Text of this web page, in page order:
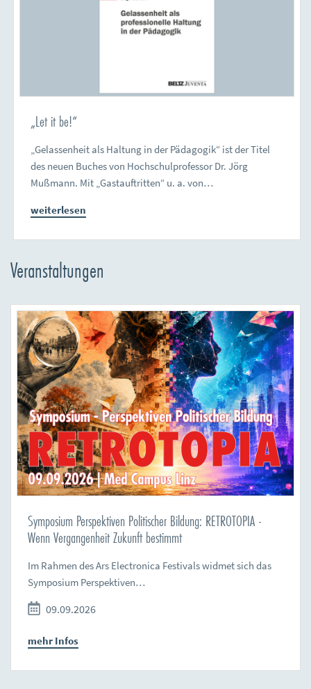
„Let it be!“
„Gelassenheit als Haltung in der Pädagogik“ ist der Titel
des neuen Buches von Hochschulprofessor Dr. Jörg
Mußmann. Mit „Gastauftritten“ u. a. von…
weiterlesen
Veranstaltungen
Symposium Perspektiven Politischer Bildung: RETROTOPIA -
Wenn Vergangenheit Zukunft bestimmt
Im Rahmen des Ars Electronica Festivals widmet sich das
Symposium Perspektiven…
09.09.2026
mehr Infos